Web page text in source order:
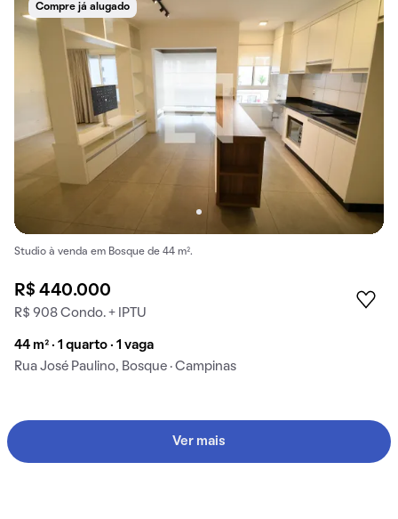
Compre já alugado
Studio à venda em Bosque de 44 m².
R$ 440.000
R$ 908 Condo. + IPTU
44 m² · 1 quarto · 1 vaga
Rua José Paulino, Bosque · Campinas
Ver mais